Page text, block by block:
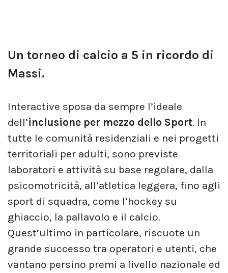
Un torneo di calcio a 5 in ricordo di
Massi.
Interactive sposa da sempre l’ideale
dell’inclusione per mezzo dello Sport. In
tutte le comunità residenziali e nei progetti
territoriali per adulti, sono previste
laboratori e attività su base regolare, dalla
psicomotricità, all’atletica leggera, fino agli
sport di squadra, come l’hockey su
ghiaccio, la pallavolo e il calcio.
Quest’ultimo in particolare, riscuote un
grande successo tra operatori e utenti, che
vantano persino premi a livello nazionale ed